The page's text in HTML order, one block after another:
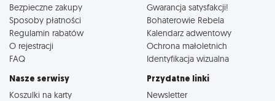
Bezpieczne zakupy
Sposoby płatności
Regulamin rabatów
O rejestracji
FAQ
Gwarancja satysfakcji!
Bohaterowie Rebela
Kalendarz adwentowy
Ochrona małoletnich
Identyfikacja wizualna
Nasze serwisy
Koszulki na karty
Przydatne linki
Newsletter